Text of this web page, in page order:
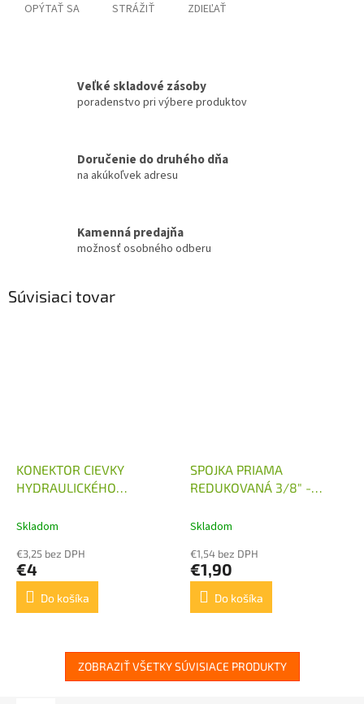
OPÝTAŤ SA STRÁŽIŤ ZDIEĽAŤ
Veľké skladové zásoby
poradenstvo pri výbere produktov
Doručenie do druhého dňa
na akúkoľvek adresu
Kamenná predajňa
možnosť osobného odberu
Súvisiaci tovar
KONEKTOR CIEVKY
HYDRAULICKÉHO
USMERŇOVAČOM
Skladom
€3,25 bez DPH
€4
Do košíka
SPOJKA PRIAMA
REDUKOVANÁ 3/8" -
Skladom
€1,54 bez DPH
€1,90
Do košíka
ZOBRAZIŤ VŠETKY SÚVISIACE PRODUKTY